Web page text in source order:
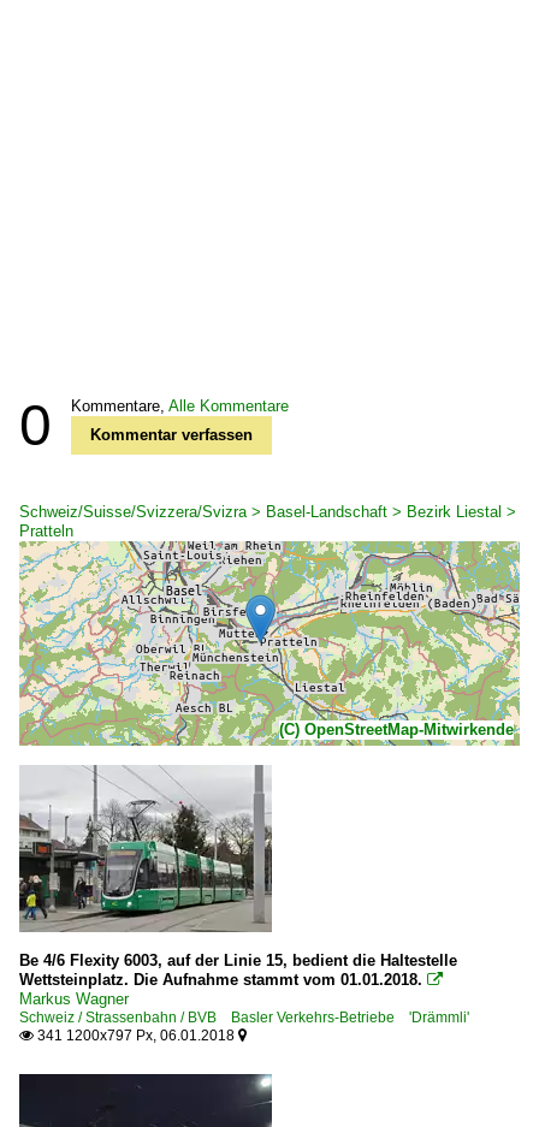
0 Kommentare, Alle Kommentare
Kommentar verfassen
Schweiz/Suisse/Svizzera/Svizra > Basel-Landschaft > Bezirk Liestal >
Pratteln
(C) OpenStreetMap-Mitwirkende
Be 4/6 Flexity 6003, auf der Linie 15, bedient die Haltestelle
Wettsteinplatz. Die Aufnahme stammt vom 01.01.2018. 
Markus Wagner
Schweiz / Strassenbahn / BVB Basler Verkehrs-Betriebe 'Drämmli'
 341 1200x797 Px, 06.01.2018 